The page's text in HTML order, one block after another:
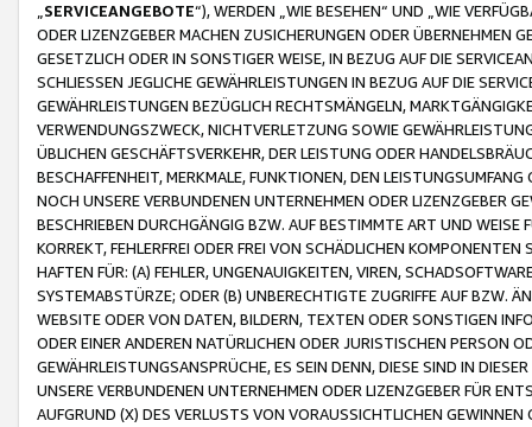
SERVICEANGEBOTE“), WERDEN „WIE BESEHEN“ UND „WIE
ODER LIZENZGEBER MACHEN ZUSICHERUNGEN ODER ÜBERNEHMEN
GESETZLICH ODER IN SONSTIGER WEISE, IN BEZUG AUF DIE
SCHLIESSEN JEGLICHE GEWÄHRLEISTUNGEN IN BEZUG AUF DIE
GEWÄHRLEISTUNGEN BEZÜGLICH RECHTSMÄNGELN,
VERWENDUNGSZWECK, NICHTVERLETZUNG SOWIE
ÜBLICHEN GESCHÄFTSVERKEHR, DER LEISTUNG ODER
BESCHAFFENHEIT, MERKMALE, FUNKTIONEN, DEN
NOCH UNSERE VERBUNDENEN UNTERNEHMEN ODER LIZENZGEBER
BESCHRIEBEN DURCHGÄNGIG BZW. AUF BESTIMMTE ART UND
KORREKT, FEHLERFREI ODER FREI VON SCHÄDLICHEN
HAFTEN FÜR: (A) FEHLER, UNGENAUIGKEITEN, VIREN,
SYSTEMABSTÜRZE; ODER (B) UNBERECHTIGTE ZUGRIFFE AUF BZW.
WEBSITE ODER VON DATEN, BILDERN, TEXTEN ODER SONSTIGEN
ODER EINER ANDEREN NATÜRLICHEN ODER JURISTISCHEN PERSON
GEWÄHRLEISTUNGSANSPRÜCHE, ES SEIN DENN, DIESE SIND IN
UNSERE VERBUNDENEN UNTERNEHMEN ODER LIZENZGEBER FÜR
AUFGRUND (X) DES VERLUSTS VON VORAUSSICHTLICHEN